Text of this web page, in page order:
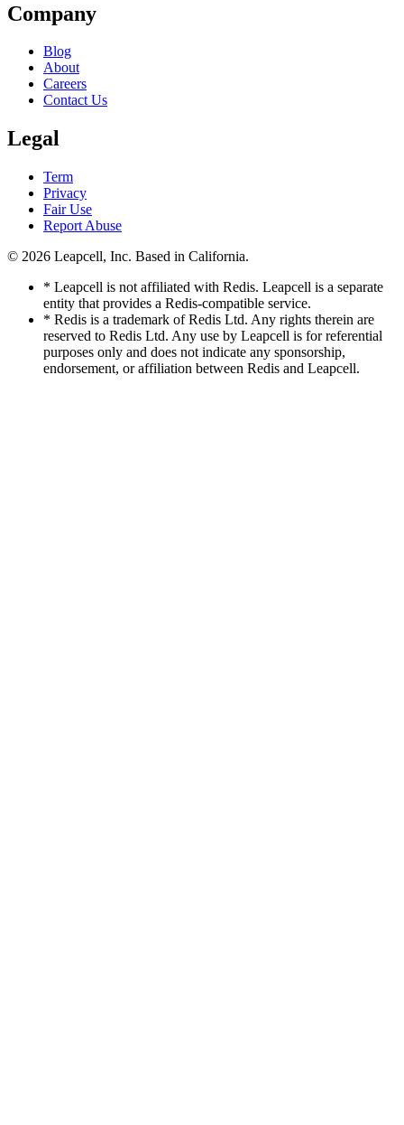
Company
Blog
About
Careers
Contact Us
Legal
Term
Privacy
Fair Use
Report Abuse
© 2026 Leapcell, Inc. Based in California.
* Leapcell is not affiliated with Redis. Leapcell is a separate
entity that provides a Redis-compatible service.
* Redis is a trademark of Redis Ltd. Any rights therein are
reserved to Redis Ltd. Any use by Leapcell is for referential
purposes only and does not indicate any sponsorship,
endorsement, or affiliation between Redis and Leapcell.